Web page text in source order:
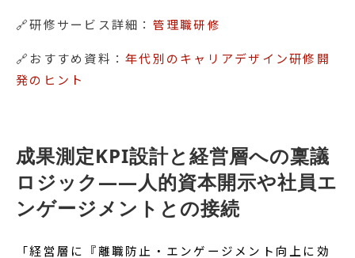
🔗研修サービス詳細： 管理職研修
🔗おすすめ資料： 年代別のキャリアデザイン研修開
発のヒント
成果測定KPI設計と経営層への稟議
ロジック——人的資本開示や社員エ
ンゲージメントとの接続
「経営層に『離職防止・エンゲージメント向上に効